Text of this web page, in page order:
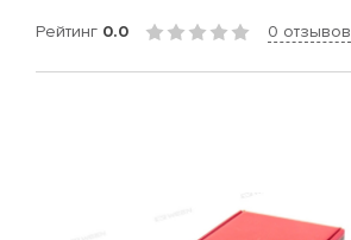
Рейтинг 0.0 0 отзывов